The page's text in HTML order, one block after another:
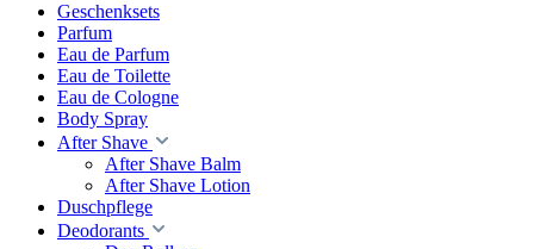
Geschenksets
Parfum
Eau de Parfum
Eau de Toilette
Eau de Cologne
Body Spray
After Shave
After Shave Balm
After Shave Lotion
Duschpflege
Deodorants